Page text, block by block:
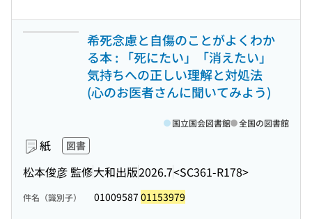
希死念慮と自傷のことがよくわか
る本 : 「死にたい」「消えたい」
気持ちへの正しい理解と対処法
(心のお医者さんに聞いてみよう)
紙 図書
松本俊彦 監修大和出版2026.7<SC361-R178>
国立国会図書館 全国の図書館
件名（識別子） 01009587 01153979